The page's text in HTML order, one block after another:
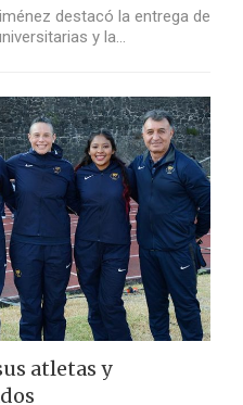
destacó la entrega de
y la…
atletas y